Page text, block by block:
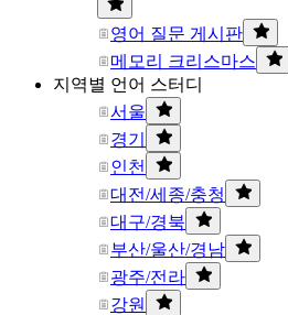
영어 질문 게시판
메모리 크리스마스
지역별 언어 스터디
서울
경기
인천
대전/세종/충청
대구/경북
부산/울산/경남
광주/전라
강원